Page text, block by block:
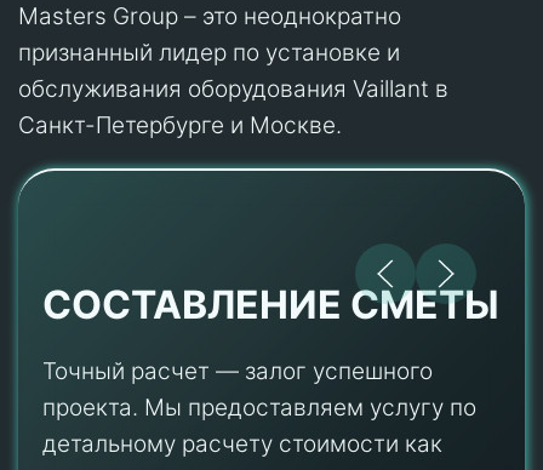
Masters Group – это неоднократно
признанный лидер по установке и
обслуживания оборудования Vaillant в
Санкт-Петербурге и Москве.
СОСТАВЛЕНИЕ СМЕТЫ
Точный расчет — залог успешного
проекта. Мы предоставляем услугу по
детальному расчету стоимости как